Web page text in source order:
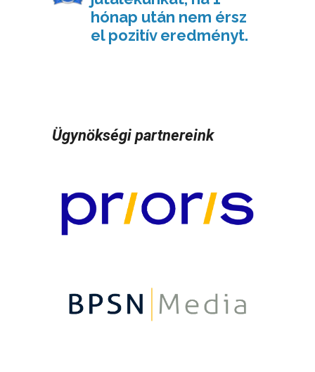
hónap után nem érsz
el pozitív eredményt.
Ügynökségi partnereink